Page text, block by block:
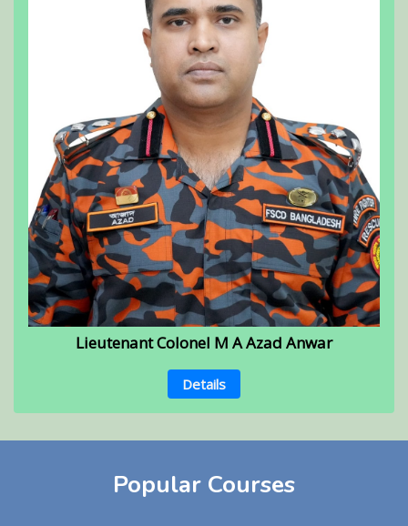
Lieutenant Colonel M A Azad Anwar
Details
Popular Courses